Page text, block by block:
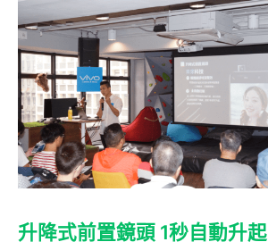
升降式前置鏡頭 1秒自動升起